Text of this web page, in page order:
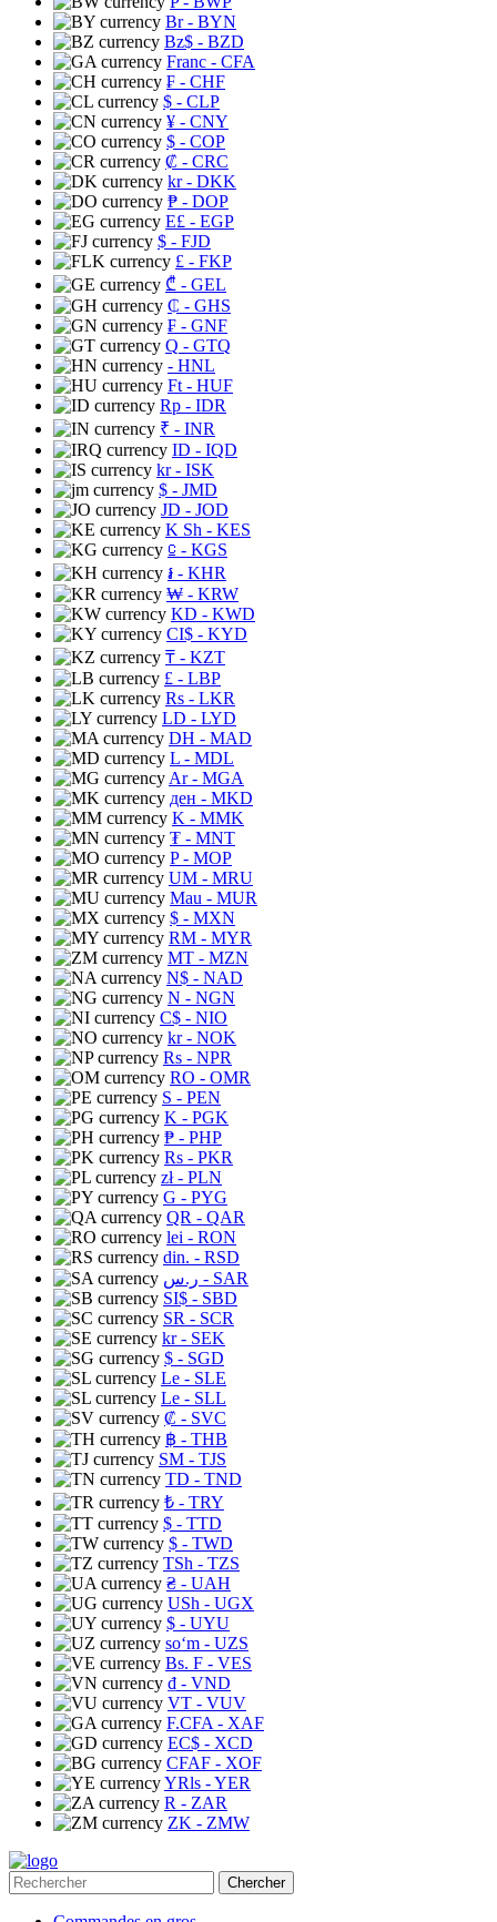
Br- BYN
Bz$ - BZD
Franc - CFA
₣ - CHF
$ - CLP
¥ - CNY
$ - COP
₡ - CRC
kr- DKK
₱ - DOP
E£ - EGP
$ - FJD
£ - FKP
₾ - GEL
₵ - GHS
₣ - GNF
Q - GTQ
- HNL
Ft - HUF
Rp - IDR
₹ - INR
ID - IQD
kr- ISK
$ - JMD
JD - JOD
K Sh - KES
⃀ - KGS
៛ - KHR
₩ - KRW
KD - KWD
CI$ - KYD
₸ - KZT
£ - LBP
Rs - LKR
LD - LYD
DH - MAD
L - MDL
Ar- MGA
ден - MKD
K - MMK
₮ - MNT
P- MOP
UM - MRU
Mau - MUR
$ - MXN
RM - MYR
MT - MZN
N$ - NAD
N - NGN
C$ - NIO
kr- NOK
Rs - NPR
RO - OMR
S - PEN
K - PGK
₱ - PHP
Rs - PKR
zł- PLN
G - PYG
QR - QAR
lei - RON
din. - RSD
ر.س - SAR
SI$ - SBD
SR - SCR
kr- SEK
$ - SGD
Le - SLE
Le - SLL
₡ - SVC
฿ - THB
ЅМ - TJS
TD - TND
₺ - TRY
$ - TTD
$ - TWD
TSh - TZS
₴ - UAH
USh - UGX
$ - UYU
soʻm - UZS
Bs. F - VES
₫ - VND
VT - VUV
F.CFA - XAF
EC$ - XCD
CFAF - XOF
YRls - YER
R - ZAR
ZK - ZMW
Chercher